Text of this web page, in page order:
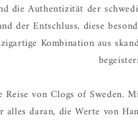
die Authentizität der
der Entschluss, diese
Kombination aus
Reise von Clogs of
alles daran, die Werte von